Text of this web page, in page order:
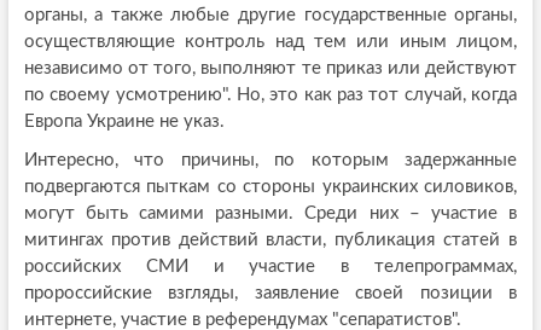
органы, а также любые другие государственные органы,
осуществляющие контроль над тем или иным лицом,
независимо от того, выполняют те приказ или действуют
по своему усмотрению". Но, это как раз тот случай, когда
Европа Украине не указ.
Интересно, что причины, по которым задержанные
подвергаются пыткам со стороны украинских силовиков,
могут быть самими разными. Среди них – участие в
митингах против действий власти, публикация статей в
российских СМИ и участие в телепрограммах,
пророссийские взгляды, заявление своей позиции в
интернете, участие в референдумах "сепаратистов".